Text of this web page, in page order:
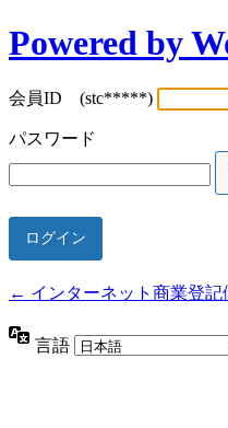
Powered by
会員ID (stc*****)
パスワード
← インターネット商業登記
言語